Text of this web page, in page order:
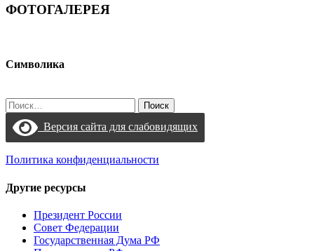
ФОТОГАЛЕРЕЯ
Символика
Найти:
Версия сайта для слабовидящих
Политика конфиденциальности
Другие ресурсы
Президент России
Совет Федерации
Государственная Дума РФ